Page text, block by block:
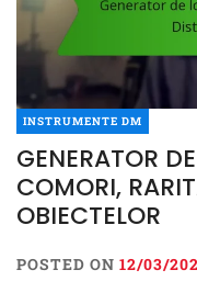
INSTRUMENTE DM
GENERATOR
COMORI,
OBIECTELOR
POSTED ON 12/03/